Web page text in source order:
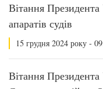
Вітання
апаратів судів
15 грудня 2024 року -
Вітання